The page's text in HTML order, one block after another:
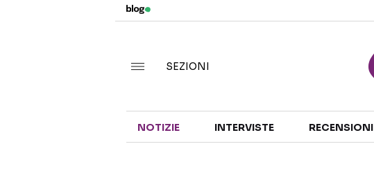
SEZIONI
NOTIZIE INTERVISTE RECENSIONI